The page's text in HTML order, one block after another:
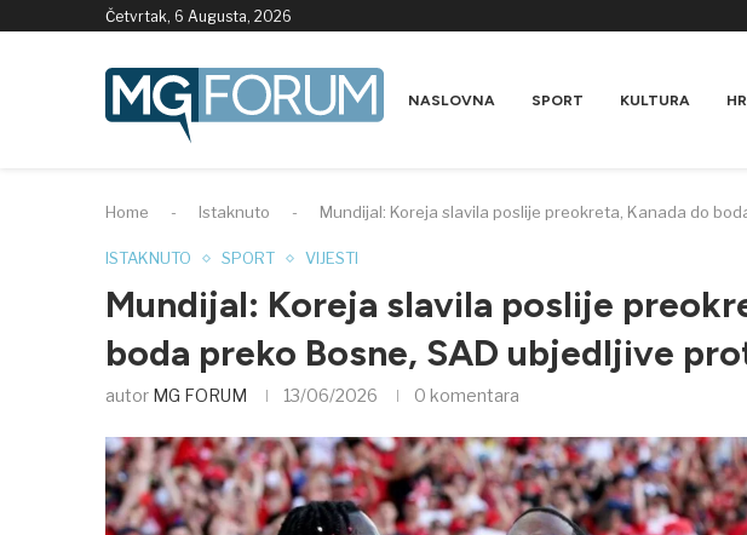
Četvrtak, 6 Augusta, 2026
NASLOVNA SPORT KULTURA
Home - Istaknuto - Mundijal: Koreja slavila poslije preokreta, Kanada do
ISTAKNUTO SPORT VIJESTI
Mundijal: Koreja slavila poslije
boda preko Bosne, SAD ubjedljive
autor MG FORUM 13/06/2026 0 komentara